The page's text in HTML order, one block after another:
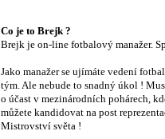
Co je to Brejk ?
Brejk je on-line fotbalový manažer.
Jako manažer se ujímáte vedení
tým. Ale nebude to snadný úkol !
o účast v mezinárodních pohárech,
můžete kandidovat na post
Mistrovství světa !